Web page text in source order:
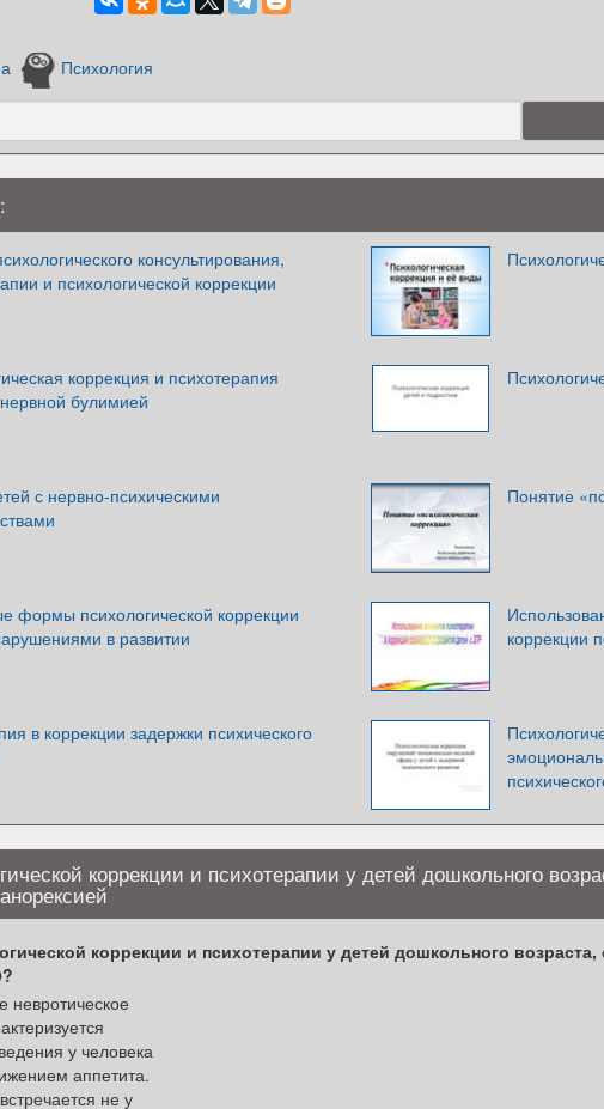
Психология
консультирования,
и психологической коррекции
коррекция и психотерапия
булимией
с нервно-психическими
Понятие
формы психологической коррекции
в развитии
коррекции
в коррекции задержки психического
коррекции и психотерапии у детей дошкольного
коррекции и психотерапии у детей дошкольного
невротическое
у человека
аппетита.
не у